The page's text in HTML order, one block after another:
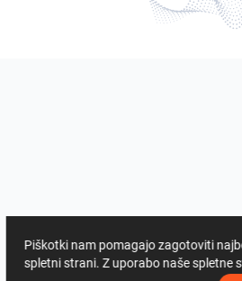
Piškotki nam pomagajo zagotoviti
spletni strani. Z uporabo naše spletne